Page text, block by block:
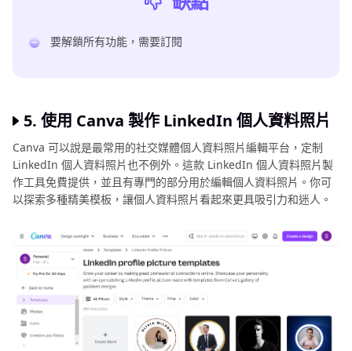
要解鎖所有功能，需要訂閱
5. 使用 Canva 製作 LinkedIn 個人資料照片
Canva 可以說是最常用的社交媒體個人資料照片編輯平台，定制
LinkedIn 個人資料照片也不例外。這款 LinkedIn 個人資料照片製
作工具免費提供，並且有專門的部分用於編輯個人資料照片。你可
以探索多種精美模板，讓個人資料照片看起來更具吸引力和迷人。